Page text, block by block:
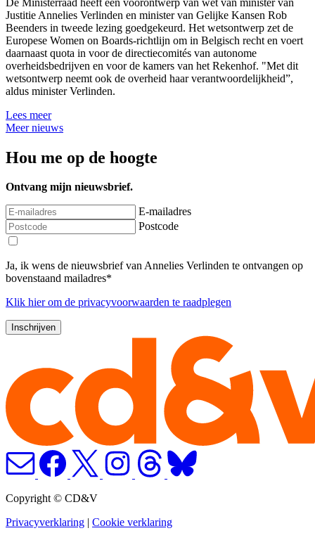
Justitie Annelies Verlinden en minister van Gelijke Kansen Rob
Beenders in tweede lezing goedgekeurd. Het wetsontwerp zet de
Europese Women on Boards-richtlijn om in Belgisch recht en voert
daarnaast quota in voor de directiecomités van autonome
overheidsbedrijven en voor de kamers van het Rekenhof. "Met dit
wetsontwerp neemt ook de overheid haar verantwoordelijkheid”,
aldus minister Verlinden.
Lees meer
Meer nieuws
Hou me op de hoogte
Ontvang mijn nieuwsbrief.
E-mailadres
Postcode
Ja, ik wens de nieuwsbrief van Annelies Verlinden te ontvangen op
bovenstaand mailadres*
Klik hierom de privacyvoorwaarden te raadplegen
Copyright © CD&V
Privacyverklaring | Cookie verklaring